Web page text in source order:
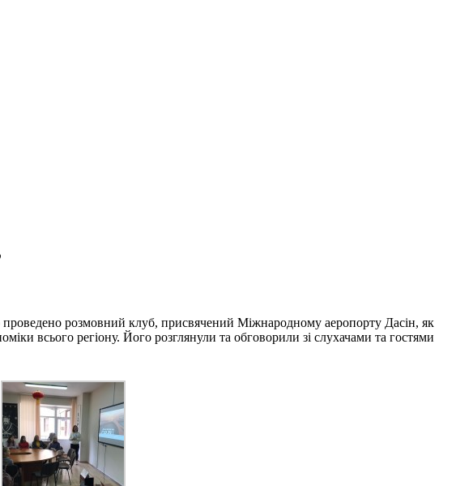
проведено розмовний клуб, присвячений Міжнародному аеропорту Дасін, як
всього регіону. Його розглянули та обговорили зі слухачами та гостями